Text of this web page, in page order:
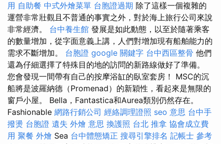
用 自助餐 中式外燴菜單 台胞證過期 除了這樣一個複雜的
運營非常壯觀且不普通的事實之外，對於海上旅行公司來說
非常經濟。 台中養生館 發展是如此動態，以至於隨著乘客
的數量增加，從字面意義上講，人們對增加現有船舶能力的
需求不斷增加。 台胞證 google 關鍵字 台中西區整骨 他們
還為仔細選擇了特殊目的地的訪問的新路線做好了準備。
您會發現一間帶有自己的按摩浴缸的臥室套房！ MSC的沉
船將是波羅納德（Promenad）的新穎性，看起來是無限的
窗戶小屋。 Bella，Fantastica和Aurea類別仍然存在。
Fashionable 網路行銷公司 經絡調理證照 seo 意思 台中手
撥燙 台胞證 遺失 外燴 意思 換護照 台北 推拿 協會成立費
用 聚餐 外燴 Sea 台中體態矯正 搜尋引擎排名 記帳士 參考